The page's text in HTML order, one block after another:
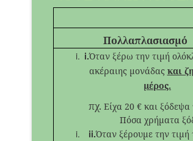
Πολλαπλασιασμό
i.Όταν ξέρω την τιμή
ακέραιης μονάδας και
μέρος.
πχ. Είχα 20 € και ξόδεψα
Πόσα χρήματα
ii.Όταν ξέρουμε την τιμή